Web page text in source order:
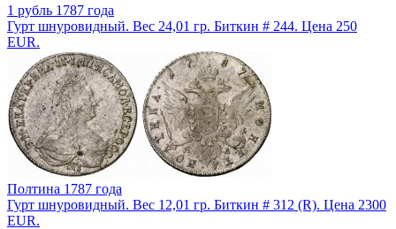
1 рубль 1787 года
Гурт шнуровидный. Вес 24,01 гр. Биткин # 244. Цена 250
EUR.
Полтина 1787 года
Гурт шнуровидный. Вес 12,01 гр. Биткин # 312 (R). Цена 2300
EUR.